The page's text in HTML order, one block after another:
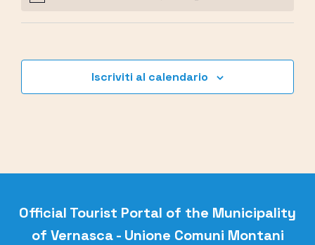
Iscriviti al calendario
Official Tourist Portal of the Municipality
of Vernasca - Unione Comuni Montani